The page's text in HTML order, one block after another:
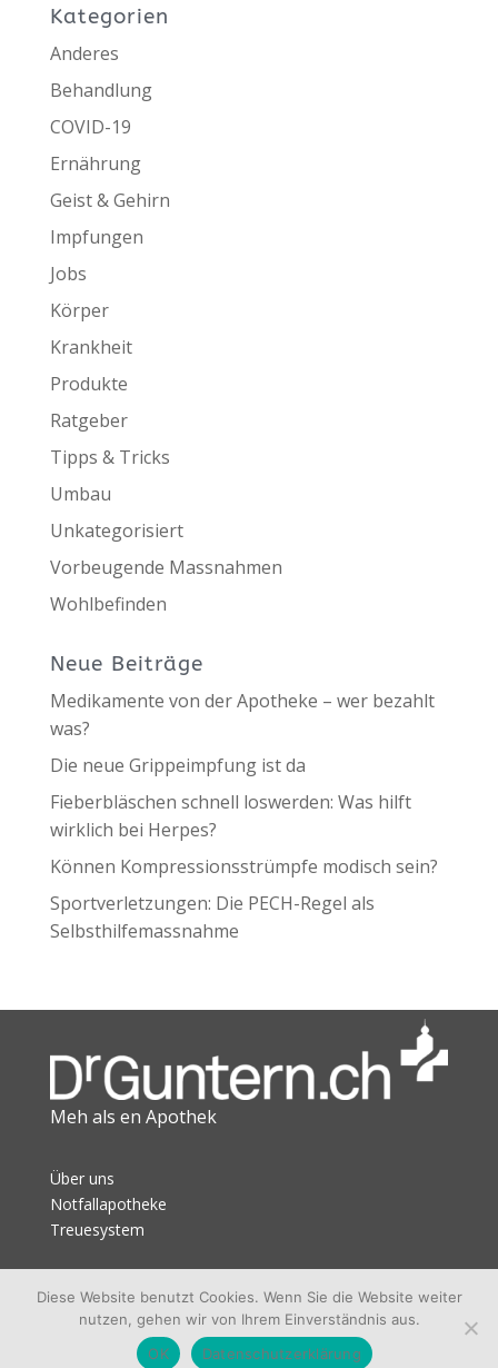
Kategorien
Anderes
Behandlung
COVID-19
Ernährung
Geist & Gehirn
Impfungen
Jobs
Körper
Krankheit
Produkte
Ratgeber
Tipps & Tricks
Umbau
Unkategorisiert
Vorbeugende Massnahmen
Wohlbefinden
Neue Beiträge
Medikamente von der Apotheke – wer bezahlt
was?
Die neue Grippeimpfung ist da
Fieberbläschen schnell loswerden: Was hilft
wirklich bei Herpes?
Können Kompressionsstrümpfe modisch sein?
Sportverletzungen: Die PECH-Regel als
Selbsthilfemassnahme
Meh als en Apothek
Über uns
Notfallapotheke
Treuesystem
Datenschutz
Impressum
Diese Website benutzt Cookies. Wenn Sie die Website weiter
nutzen, gehen wir von Ihrem Einverständnis aus.
OK
Datenschutzerklärung